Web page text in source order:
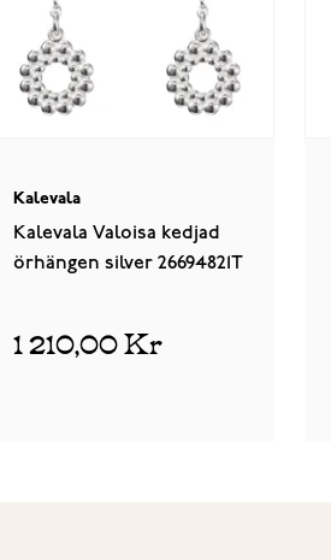
Kalevala
Kalevala Valoisa kedjad
örhängen silver 26694821T
1 210,00 Kr